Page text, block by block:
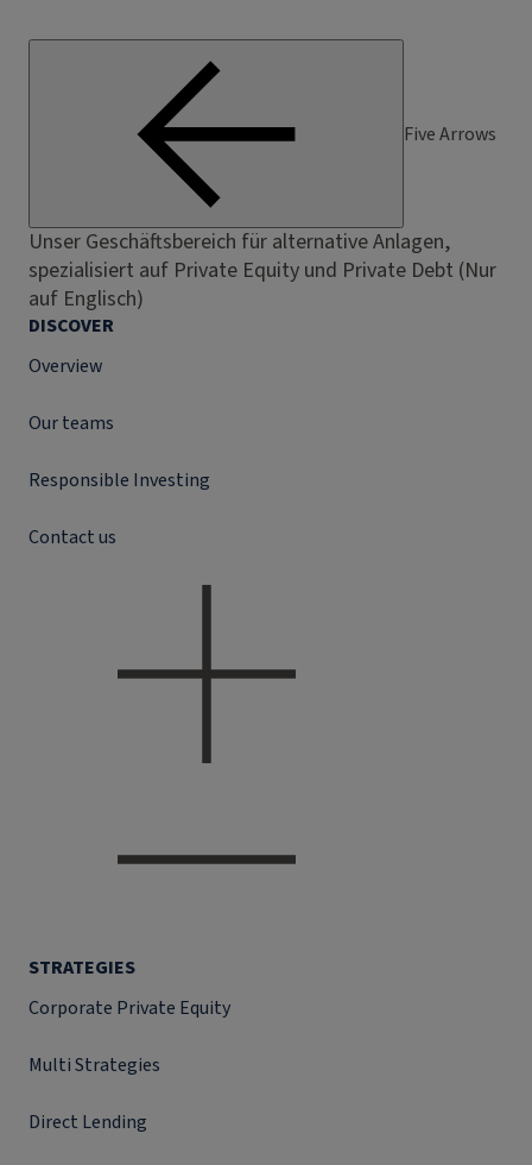
Five Arrows
Unser Geschäftsbereich für alternative Anlagen,
spezialisiert auf Private Equity und Private Debt (Nur
auf Englisch)
DISCOVER
Overview
Our teams
Responsible Investing
Contact us
STRATEGIES
Corporate Private Equity
Multi Strategies
Direct Lending